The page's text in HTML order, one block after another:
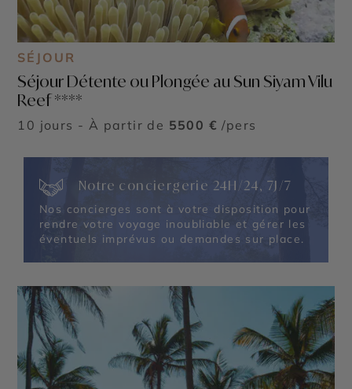
SÉJOUR
Séjour Détente ou Plongée au Sun Siyam Vilu
Reef ****
10 jours - À partir de 5500 € /pers
Notre conciergerie 24H/24, 7J/7
Nos concierges sont à votre disposition pour
rendre votre voyage inoubliable et gérer les
éventuels imprévus ou demandes sur place.